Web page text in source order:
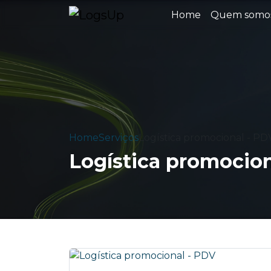
Home Quem
HomeServiços Logística promocional - PDV
Logística